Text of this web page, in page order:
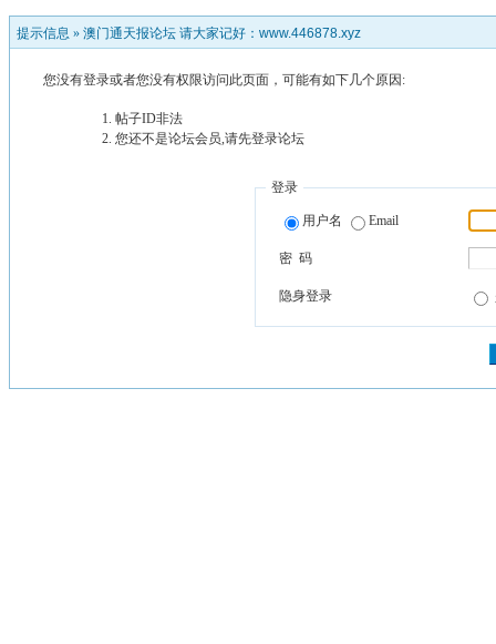
提示信息 » 澳门通天报论坛 请大家记好：www.446878.xyz
您没有登录或者您没有权限访问此页面，可能有如下几个原因:
帖子ID非法
您还不是论坛会员,请先登录论坛
登录
用户名 Email
密 码
隐身登录